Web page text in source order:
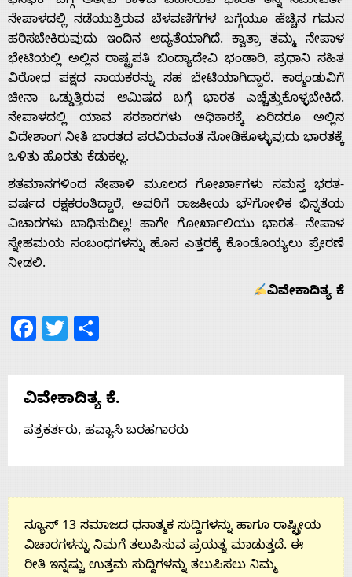
ನೇಪಾಳದಲ್ಲಿ ನಡೆಯುತ್ತಿರುವ ಬೆಳವಣಿಗೆಗಳ ಬಗ್ಗೆಯೂ ಹೆಚ್ಚಿನ ಗಮನ
ಹರಿಸಬೇಕಿರುವುದು ಇಂದಿನ ಆದ್ಯತೆಯಾಗಿದೆ. ಕ್ವಾತ್ರಾ ತಮ್ಮ ನೇಪಾಳ
ಭೇಟಿಯಲ್ಲಿ ಅಲ್ಲಿನ ರಾಷ್ಟ್ರಪತಿ ಬಿಂದ್ಯಾದೇವಿ ಭಂಡಾರಿ, ಪ್ರಧಾನಿ ಸಹಿತ
ವಿರೋಧ ಪಕ್ಷದ ನಾಯಕರನ್ನು ಸಹ ಭೇಟಿಯಾಗಿದ್ದಾರೆ. ಕಾಠ್ಮಂಡುವಿಗೆ
ಚೀನಾ ಒಡ್ಡುತ್ತಿರುವ ಆಮಿಷದ ಬಗ್ಗೆ ಭಾರತ ಎಚ್ಚೆತ್ತುಕೊಳ್ಳಬೇಕಿದೆ.
ನೇಪಾಳದಲ್ಲಿ ಯಾವ ಸರಕಾರಗಳು ಅಧಿಕಾರಕ್ಕೆ ಏರಿದರೂ ಅಲ್ಲಿನ
ವಿದೇಶಾಂಗ ನೀತಿ ಭಾರತದ ಪರವಿರುವಂತೆ ನೋಡಿಕೊಳ್ಳುವುದು ಭಾರತಕ್ಕೆ
ಒಳಿತು ಹೊರತು ಕೆಡುಕಲ್ಲ.
ಶತಮಾನಗಳಿಂದ ನೇಪಾಳಿ ಮೂಲದ ಗೋರ್ಖಾಗಳು ಸಮಸ್ತ ಭರತ-
ವರ್ಷದ ರಕ್ಷಕರಂತಿದ್ದಾರೆ, ಅವರಿಗೆ ರಾಜಕೀಯ ಭೌಗೋಳಿಕ ಭಿನ್ನತೆಯ
ವಿಚಾರಗಳು ಬಾಧಿಸುದಿಲ್ಲ! ಹಾಗೇ ಗೋರ್ಖಾಲಿಯು ಭಾರತ- ನೇಪಾಳ
ಸ್ನೇಹಮಯ ಸಂಬಂಧಗಳನ್ನು ಹೊಸ ಎತ್ತರಕ್ಕೆ ಕೊಂಡೊಯ್ಯಲು ಪ್ರೇರಣೆ
ನೀಡಲಿ.
ವಿವೇಕಾದಿತ್ಯ ಕೆ
Facebook
Twitter
ವಿವೇಕಾದಿತ್ಯ ಕೆ.
ಪತ್ರಕರ್ತರು, ಹವ್ಯಾಸಿ ಬರಹಗಾರರು
ನ್ಯೂಸ್ 13 ಸಮಾಜದ ಧನಾತ್ಮಕ ಸುದ್ದಿಗಳನ್ನು ಹಾಗೂ ರಾಷ್ಟ್ರೀಯ
ವಿಚಾರಗಳನ್ನು ನಿಮಗೆ ತಲುಪಿಸುವ ಪ್ರಯತ್ನ ಮಾಡುತ್ತದೆ. ಈ
ರೀತಿ ಇನ್ನಷ್ಟು ಉತ್ತಮ ಸುದ್ದಿಗಳನ್ನು ತಲುಪಿಸಲು ನಿಮ್ಮ